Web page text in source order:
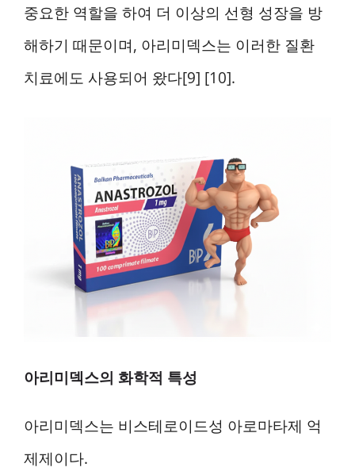
중요한 역할을 하여 더 이상의 선형 성장을 방
해하기 때문이며, 아리미덱스는 이러한 질환
치료에도 사용되어 왔다[9] [10].
아리미덱스의 화학적 특성
아리미덱스는 비스테로이드성 아로마타제 억
제제이다.